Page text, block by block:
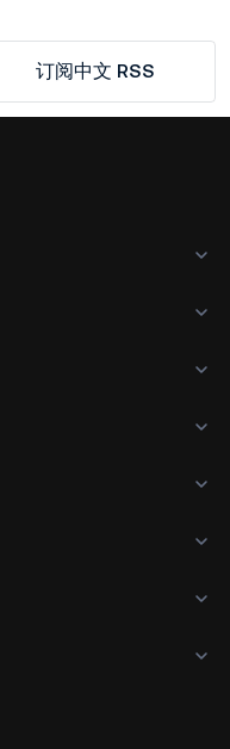
订阅中文 RSS